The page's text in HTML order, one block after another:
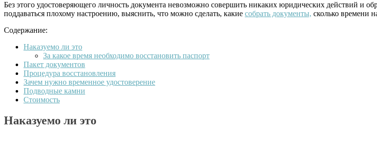
Без этого удостоверяющего личность документа невозможно совершить никаких юридических действий и
поддаваться плохому настроению, выяснить, что можно сделать, какие собрать документы, сколько времени
Содержание:
Наказуемо ли это
За какое время необходимо восстановить паспорт
Пакет документов
Процедура восстановления
Зачем нужно временное удостоверение
Подводные камни
Стоимость
Наказуемо ли это